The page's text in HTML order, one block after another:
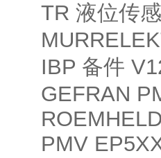
TR 液位传
IBP 备件
GEFRAN
PMV